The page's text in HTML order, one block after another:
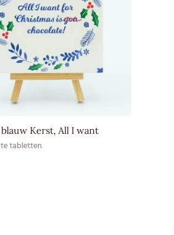
Emulgator:
Kerst, All I want
tabletten